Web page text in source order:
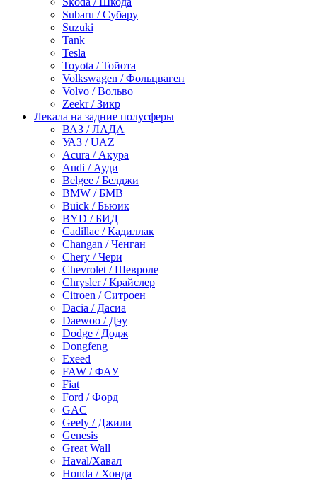
Subaru / Субару
Suzuki
Tank
Tesla
Toyota / Тойота
Volkswagen / Фольцваген
Volvo / Вольво
Zeekr / Зикр
Лекала на задние полусферы
ВАЗ / ЛАДА
УАЗ / UAZ
Acura / Акура
Audi / Ауди
Belgee / Белджи
BMW / БМВ
Buick / Бьюик
BYD / БИД
Cadillac / Кадиллак
Changan / Ченган
Chery / Чери
Chevrolet / Шевроле
Chrysler / Крайслер
Citroen / Ситроен
Dacia / Дасиа
Daewoo / Дэу
Dodge / Додж
Dongfeng
Exeed
FAW / ФАУ
Fiat
Ford / Форд
GAC
Geely / Джили
Genesis
Great Wall
Haval/Хавал
Honda / Хонда